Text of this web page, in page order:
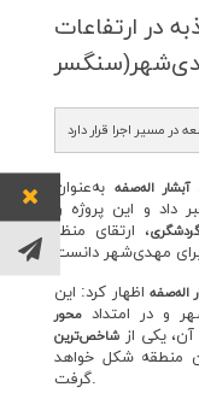
در ارتفاعات
در مسیر اجرا قرار دارد
آبشار اله‌صفهبه‌عنوان
و این پروژه را
، ارتقای منظر
اله‌صفهاظهار کرد: این
و در امتداد محور
یکی از شاخص‌ترین
منطقه شکل خواهد
گرفت.